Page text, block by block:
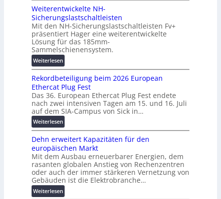
t
e
r
R
e
c
h
e
z
e
n
t
r
e
n
l
e
T
r
a
n
s
p
a
r
e
n
z
o
l
t
a
-
X
2
0
2
7
w
i
r
d
z
u
m
E
n
e
r
g
Weiterentwickelte NH-
Sicherungslastschaltleisten
Mit den NH-Sicherungslastschaltleisten Fv+
präsentiert Hager eine weiterentwickelte
Lösung für das 185mm-
Sammelschienensystem.
Weiterlesen:
W
e
i
t
e
r
e
n
t
w
i
c
k
e
l
Rekordbeteiligung beim 2026 European
Ethercat Plug Fest
Das 36. European Ethercat Plug Fest endete
nach zwei intensiven Tagen am 15. und 16. Juli
auf dem SIA-Campus von Sick in…
Weiterlesen:
R
e
k
o
r
d
b
e
Dehn erweitert Kapazitäten für den
europäischen Markt
Mit dem Ausbau erneuerbarer Energien, dem
rasanten globalen Anstieg von Rechenzentren
oder auch der immer stärkeren Vernetzung von
Gebäuden ist die Elektrobranche…
Weiterlesen: